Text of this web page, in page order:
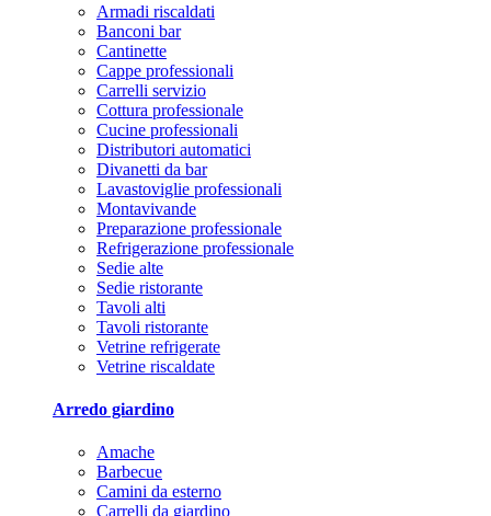
Armadi riscaldati
Banconi bar
Cantinette
Cappe professionali
Carrelli servizio
Cottura professionale
Cucine professionali
Distributori automatici
Divanetti da bar
Lavastoviglie professionali
Montavivande
Preparazione professionale
Refrigerazione professionale
Sedie alte
Sedie ristorante
Tavoli alti
Tavoli ristorante
Vetrine refrigerate
Vetrine riscaldate
Arredo giardino
Amache
Barbecue
Camini da esterno
Carrelli da giardino